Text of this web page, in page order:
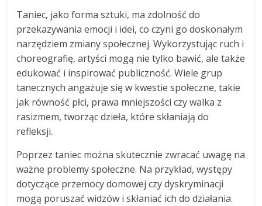
Taniec, jako forma sztuki, ma zdolność do
przekazywania emocji i idei, co czyni go doskonałym
narzędziem zmiany społecznej. Wykorzystując ruch i
choreografię, artyści mogą nie tylko bawić, ale także
edukować i inspirować publiczność. Wiele grup
tanecznych angażuje się w kwestie społeczne, takie
jak równość płci, prawa mniejszości czy walka z
rasizmem, tworząc dzieła, które skłaniają do
refleksji.
Poprzez taniec można skutecznie zwracać uwagę na
ważne problemy społeczne. Na przykład, występy
dotyczące przemocy domowej czy dyskryminacji
mogą poruszać widzów i skłaniać ich do działania.